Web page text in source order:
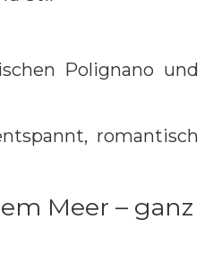
Polignano und
romantisch
Meer – ganz